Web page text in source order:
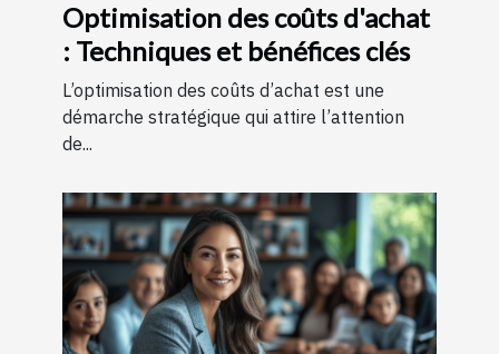
Optimisation des coûts d'achat
: Techniques et bénéfices clés
L’optimisation des coûts d’achat est une
démarche stratégique qui attire l’attention
de...